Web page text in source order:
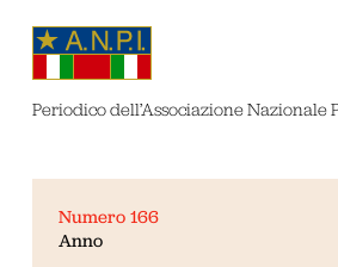
Periodico dell’Associazione Nazionale
Numero 166
Anno